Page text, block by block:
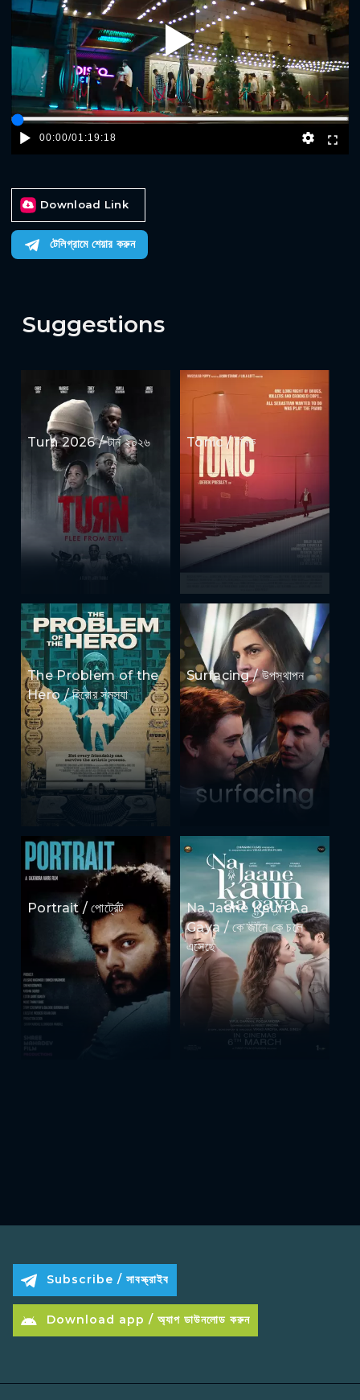
Play
00:00/01:19:18
Download Link
টেলিগ্রামে শেয়ার করুন
Suggestions
Turn 2026 / টার্ন ২০২৬ Tonic / টনিক
The Problem of the
Hero / হিরোর সমস্যা
Surfacing / উপস্থাপন
Portrait / পোর্ট্রেট
Na Jaane Kaun Aa
Gaya / কে জানে কে চলে
এসেছে
Subscribe / সাবস্ক্রাইব
Download app / অ্যাপ ডাউনলোড করুন